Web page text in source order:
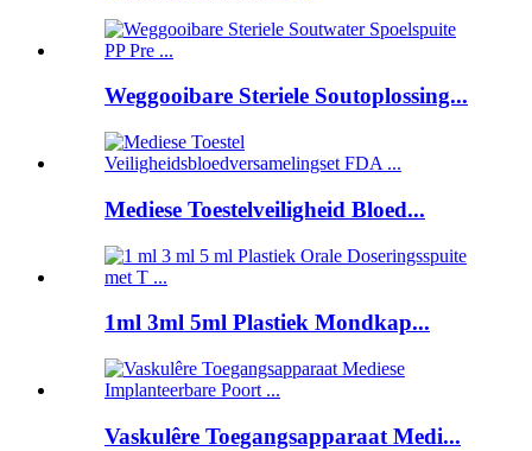
Weggooibare Steriele Soutoplossing...
Mediese Toestelveiligheid Bloed...
1ml 3ml 5ml Plastiek Mondkap...
Vaskulêre Toegangsapparaat Medi...